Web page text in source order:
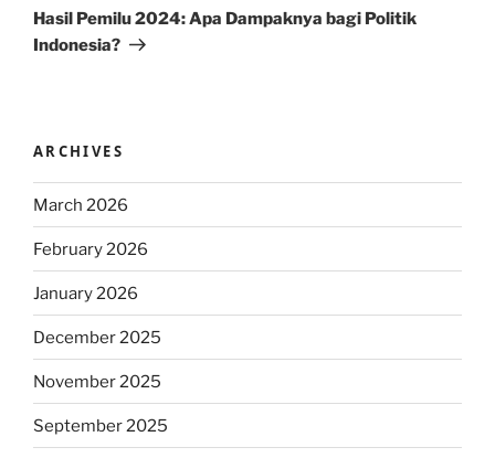
Post
Hasil Pemilu 2024: Apa Dampaknya bagi Politik
Indonesia?
ARCHIVES
March 2026
February 2026
January 2026
December 2025
November 2025
September 2025